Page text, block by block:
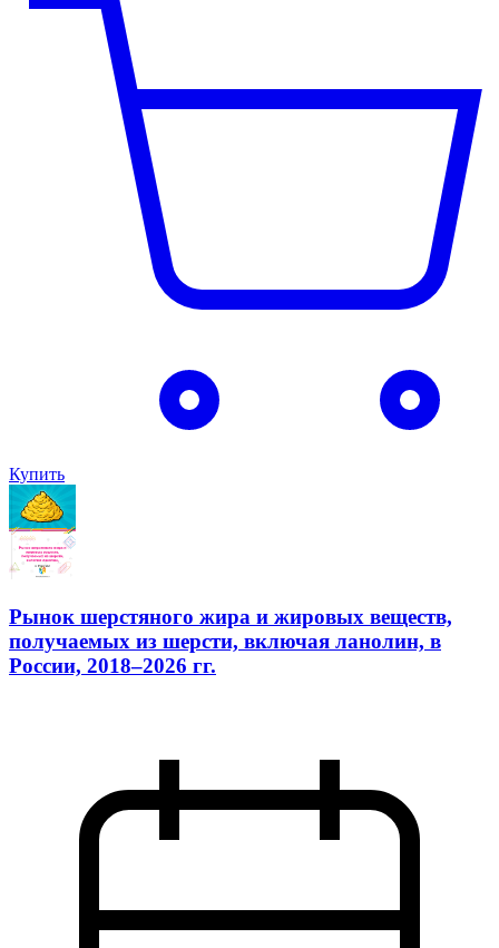
Купить
Рынок шерстяного жира и жировых веществ,
получаемых из шерсти, включая ланолин, в
России, 2018–2026 гг.